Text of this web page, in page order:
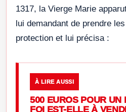
1317, la Vierge Marie
lui demandant de prendre
protection et lui précisa :
À LIRE AUSSI
500 EUROS POUR UN
FOI EST-ELLE À